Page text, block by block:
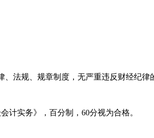
法规、规章制度，无严重违反财经纪律
实务》，百分制，60分视为合格。